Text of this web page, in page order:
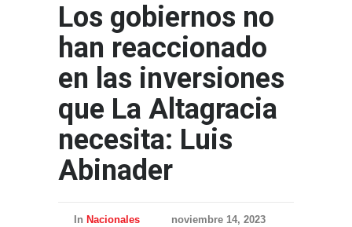
Los gobiernos no
han reaccionado
en las inversiones
que La Altagracia
necesita: Luis
Abinader
In Nacionales
noviembre 14, 2023